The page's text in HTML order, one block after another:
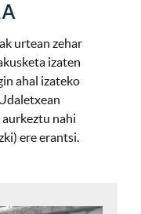
urtean zehar
izaten
ahal izateko
aurkeztu nahi
ere erantsi.